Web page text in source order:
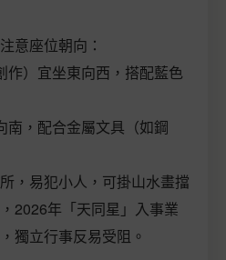
意座位朝向：
作）宜坐東向西，搭配藍色
南，配合金屬文具（如鋼
，易犯小人，可掛山水畫擋
2026年「天同星」入事業
獨立行事反易受阻。